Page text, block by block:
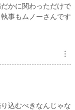
かに関わっただけで
事もムノーさんです
︙
込むべきなんじゃな